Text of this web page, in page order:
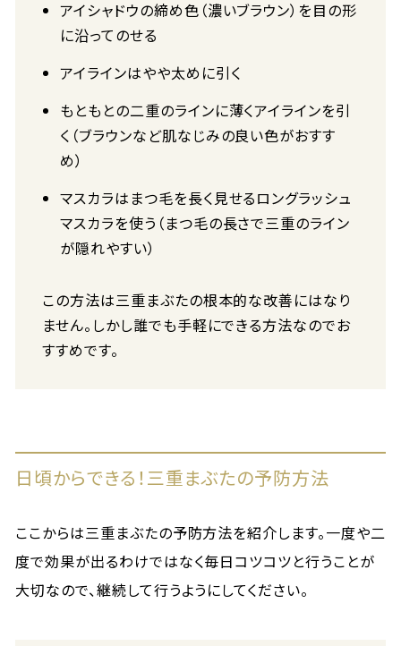
アイシャドウの締め色（濃いブラウン）を目の形
に沿ってのせる
アイラインはやや太めに引く
もともとの二重のラインに薄くアイラインを引
く（ブラウンなど肌なじみの良い色がおすす
め）
マスカラはまつ毛を長く見せるロングラッシュ
マスカラを使う（まつ毛の長さで三重のライン
が隠れやすい）
この方法は三重まぶたの根本的な改善にはなり
ません。しかし誰でも手軽にできる方法なのでお
すすめです。
日頃からできる！三重まぶたの予防方法
ここからは三重まぶたの予防方法を紹介します。一度や二
度で効果が出るわけではなく毎日コツコツと行うことが
大切なので、継続して行うようにしてください。